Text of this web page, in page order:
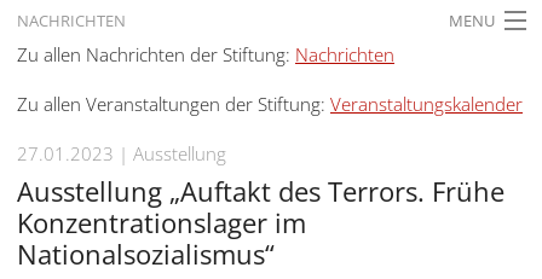
NACHRICHTEN MENU
STARTSEITE
AKTUELLES
AUSSTELLUNGEN
GESCHICHTE
BILDUNG
Zu allen Nachrichten der Stiftung: Nachrichten
Zu allen Veranstaltungen der Stiftung: Veranstaltungskalender
27.01.2023 Ausstellung
Ausstellung „Auftakt des Terrors. Frühe
Konzentrationslager im
Nationalsozialismus“